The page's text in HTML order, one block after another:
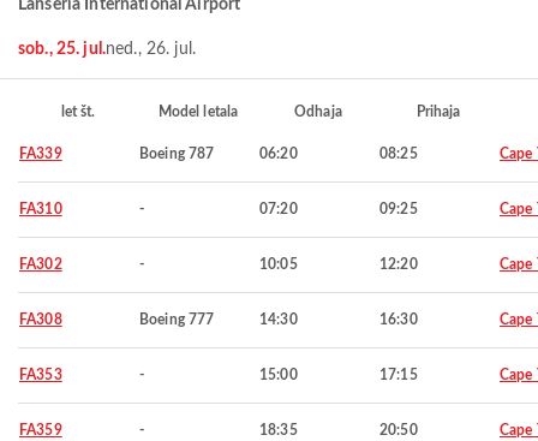
Lanseria International Airport
sob., 25. jul.ned., 26. jul.
let št. Model letala Odhaja Prihaja
FA339 Boeing 787 06:20 08:25 Cape
FA310 - 07:20 09:25 Cape
FA302 - 10:05 12:20 Cape
FA308 Boeing 777 14:30 16:30 Cape
FA353 - 15:00 17:15 Cape
FA359 - 18:35 20:50 Cape